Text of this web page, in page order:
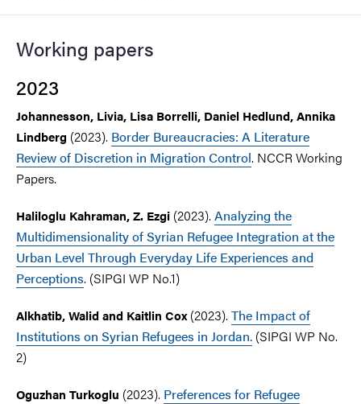
Working papers
2023
Johannesson, Livia, Lisa Borrelli, Daniel Hedlund, Annika
Lindberg (2023). Border Bureaucracies: A Literature
Review of Discretion in Migration Control. NCCR Working
Papers.
Haliloglu Kahraman, Z. Ezgi (2023). Analyzing the
Multidimensionality of Syrian Refugee Integration at the
Urban Level Through Everyday Life Experiences and
Perceptions. (SIPGI WP No.1)
Alkhatib, Walid and Kaitlin Cox(2023). The Impact of
Institutions on Syrian Refugees in Jordan. (SIPGI WP No.
2)
Oguzhan Turkoglu (2023). Preferences for Refugee